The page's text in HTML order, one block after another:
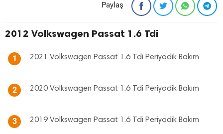
Paylaş
2012 Volkswagen Passat 1.6 Tdi
1 2021 Volkswagen Passat 1.6 Tdi Periyodik Bakım
2 2020 Volkswagen Passat 1.6 Tdi Periyodik Bakım
3 2019 Volkswagen Passat 1.6 Tdi Periyodik Bakım